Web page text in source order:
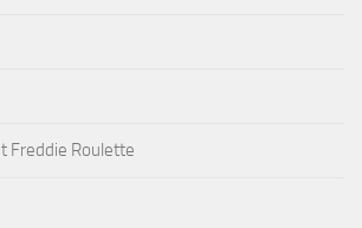
Freddie Roulette